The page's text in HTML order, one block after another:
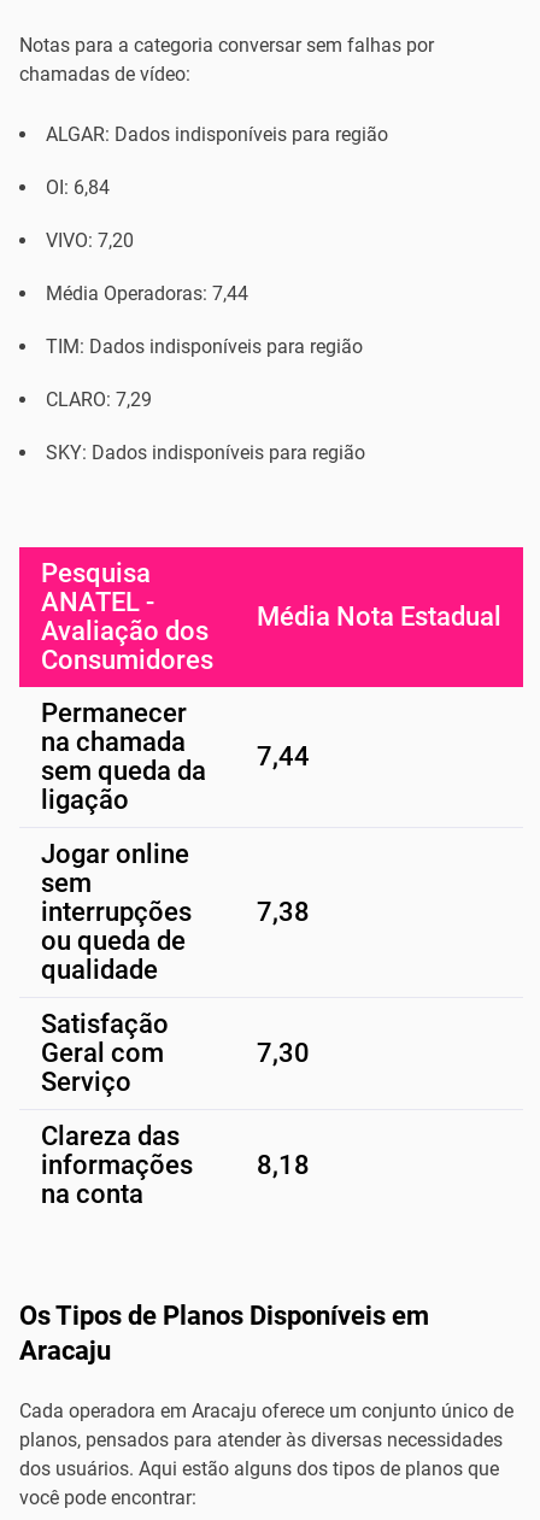
Notas para a categoria conversar sem falhas por
chamadas de vídeo:
ALGAR: Dados indisponíveis para região
OI: 6,84
VIVO: 7,20
Média Operadoras: 7,44
TIM: Dados indisponíveis para região
CLARO: 7,29
SKY: Dados indisponíveis para região
Pesquisa
ANATEL -
Avaliação dos
Consumidores
Média Nota Estadual
Permanecer
na chamada
sem queda da
ligação
7,44
Jogar online
sem
interrupções
ou queda de
qualidade
7,38
Satisfação
Geral com
Serviço
7,30
Clareza das
informações
na conta
8,18
Os Tipos de Planos Disponíveis em
Aracaju
Cada operadora em Aracaju oferece um conjunto único de
planos, pensados para atender às diversas necessidades
dos usuários. Aqui estão alguns dos tipos de planos que
você pode encontrar: